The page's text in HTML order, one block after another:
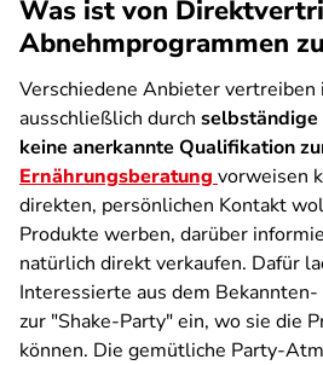
Was ist von
Abnehmprogrammen
Verschiedene Anbieter vertreiben
ausschließlich durch selbständige
keine anerkannte Qualifikation
Ernährungsberatung vorweisen
direkten, persönlichen Kontakt
Produkte werben, darüber
natürlich direkt verkaufen. Dafür
Interessierte aus dem
zur "Shake-Party" ein, wo sie die
können. Die gemütliche Party-